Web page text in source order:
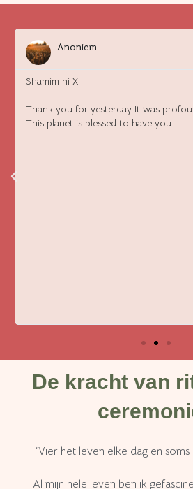
Anoniem
Shamim hi X
Thank you for yesterday It was
This planet is blessed to have you....
De kracht van
‘Vier het leven elke dag en
Al mijn hele leven ben ik